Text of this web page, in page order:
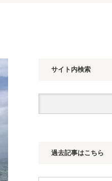
サイト内検索
過去記事はこちら